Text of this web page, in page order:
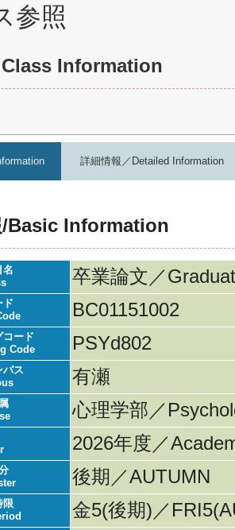
参照
Class Information
詳細情報／Detailed Information
/Basic Information
名
卒業論文／
ド
BC01151002
コード
Code
PSYd802
パス
有瀬
心理学部／
2026年度／
後期／AUTUMN
限
金5(後期)／